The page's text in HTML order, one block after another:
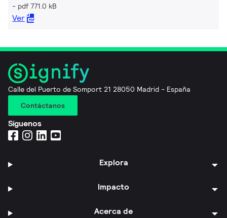
pdf 771.0 kB
Ver
Calle del Puerto de Somport 21 28050 Madrid - España
Contáctanos
Síguenos
Explora
Impacto
Acerca de